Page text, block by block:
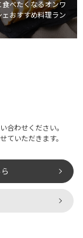
食べたくなるオンワ
ェおすすめ料理ラン
合わせください。
ていただきます。